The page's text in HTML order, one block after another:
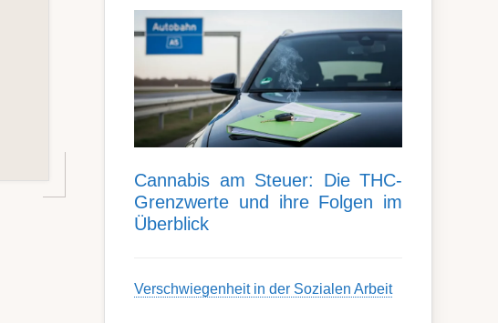
Can­nabis am Steu­er: Die THC-
Grenz­werte und ihre Folgen im
Über­blick
Ver­schwieg­en­heit in der Soz­ial­en Ar­beit